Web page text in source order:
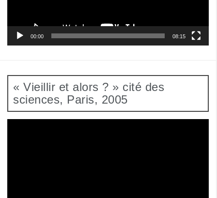
00:00 08:15
« Vieillir et alors ? » cité des
sciences, Paris, 2005